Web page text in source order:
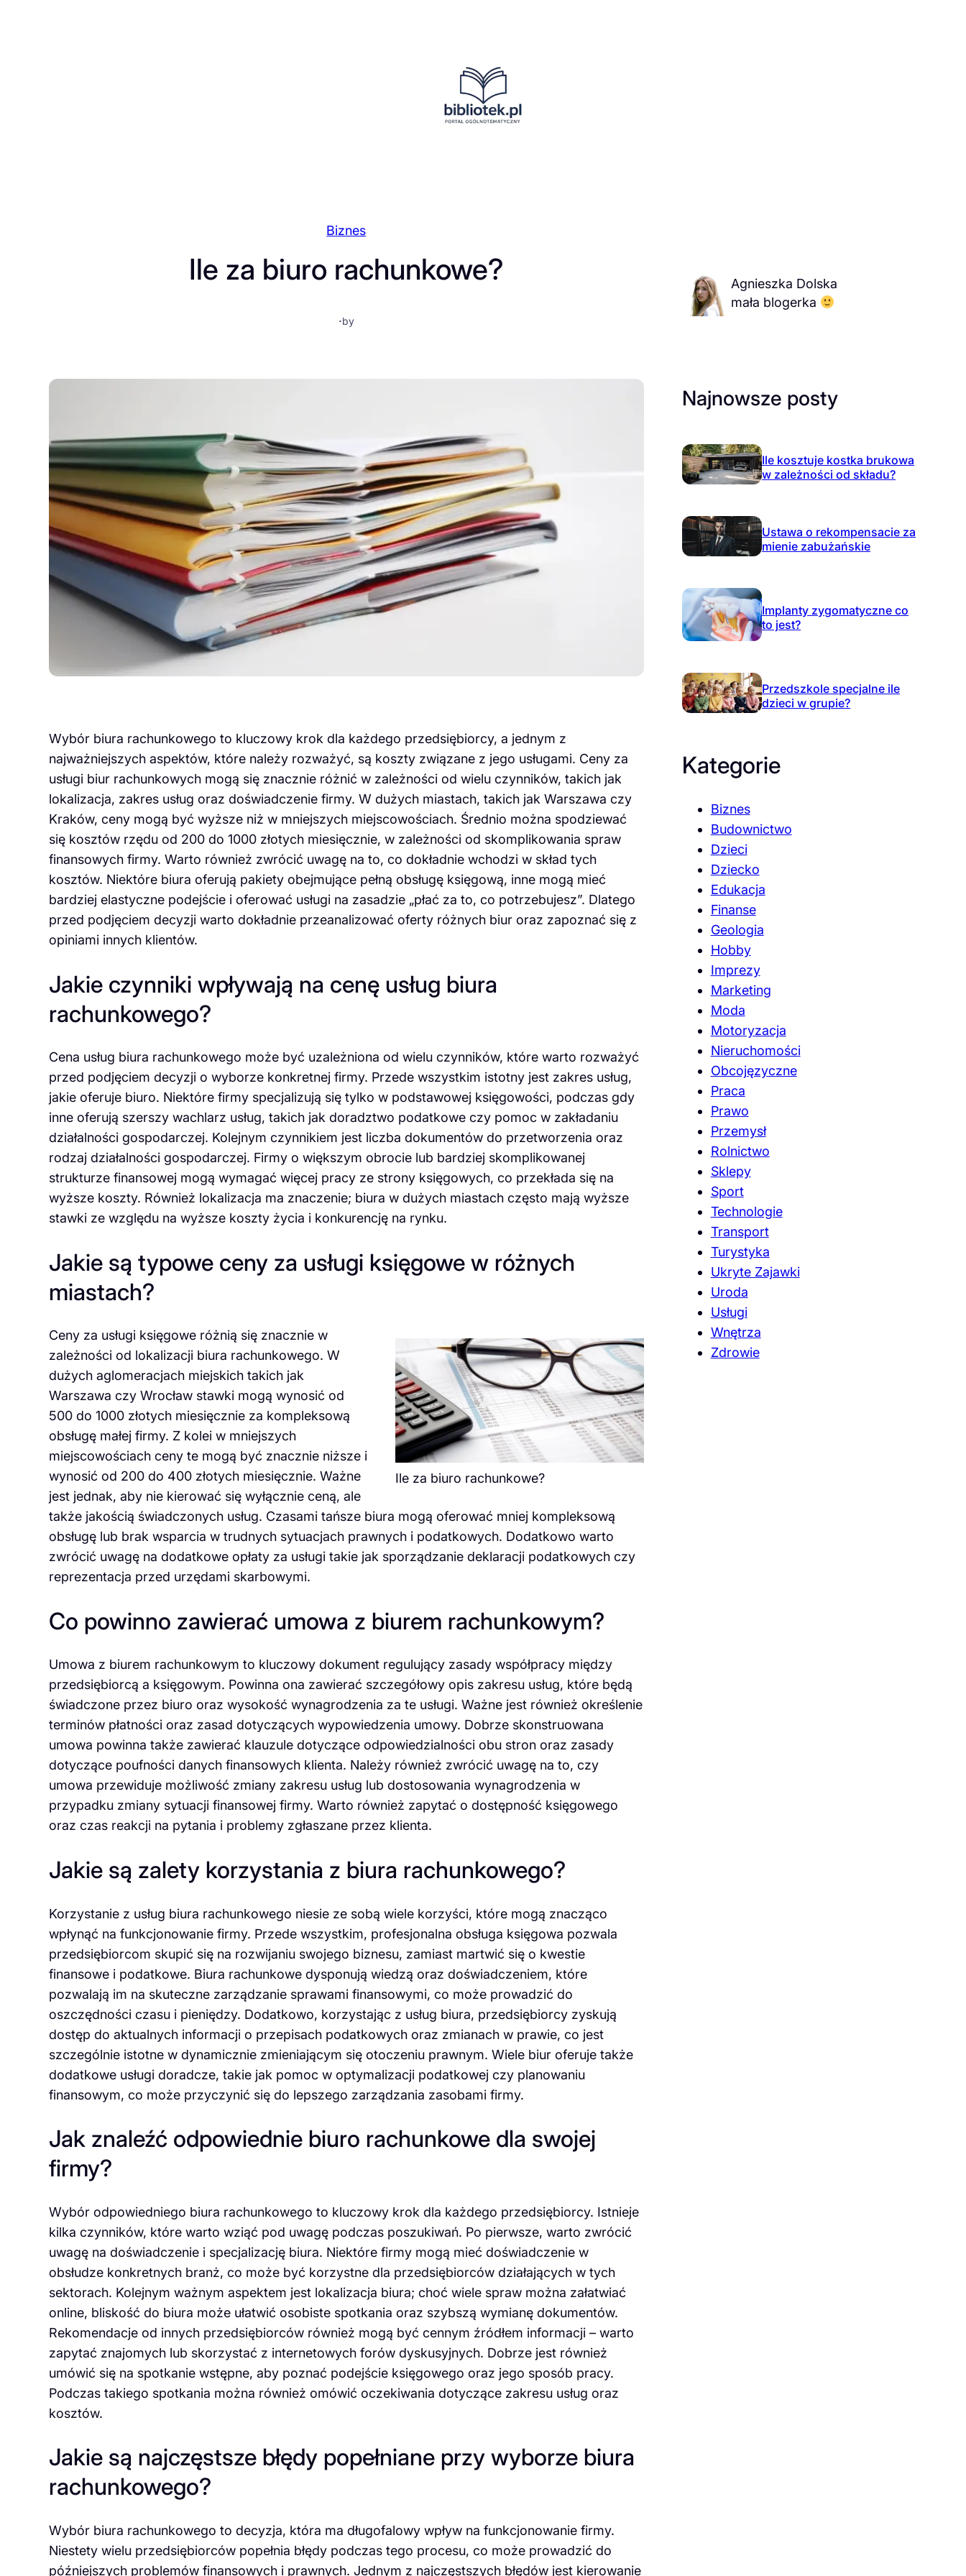
Biznes
Ile za biuro rachunkowe?
·by
Wybór biura rachunkowego to kluczowy krok dla każdego przedsiębiorcy, a jednym z
najważniejszych aspektów, które należy rozważyć, są koszty związane z jego usługami. Ceny za
usługi biur rachunkowych mogą się znacznie różnić w zależności od wielu czynników, takich jak
lokalizacja, zakres usług oraz doświadczenie firmy. W dużych miastach, takich jak Warszawa czy
Kraków, ceny mogą być wyższe niż w mniejszych miejscowościach. Średnio można spodziewać
się kosztów rzędu od 200 do 1000 złotych miesięcznie, w zależności od skomplikowania spraw
finansowych firmy. Warto również zwrócić uwagę na to, co dokładnie wchodzi w skład tych
kosztów. Niektóre biura oferują pakiety obejmujące pełną obsługę księgową, inne mogą mieć
bardziej elastyczne podejście i oferować usługi na zasadzie „płać za to, co potrzebujesz”. Dlatego
przed podjęciem decyzji warto dokładnie przeanalizować oferty różnych biur oraz zapoznać się z
opiniami innych klientów.
Jakie czynniki wpływają na cenę usług biura
rachunkowego?
Cena usług biura rachunkowego może być uzależniona od wielu czynników, które warto rozważyć
przed podjęciem decyzji o wyborze konkretnej firmy. Przede wszystkim istotny jest zakres usług,
jakie oferuje biuro. Niektóre firmy specjalizują się tylko w podstawowej księgowości, podczas gdy
inne oferują szerszy wachlarz usług, takich jak doradztwo podatkowe czy pomoc w zakładaniu
działalności gospodarczej. Kolejnym czynnikiem jest liczba dokumentów do przetworzenia oraz
rodzaj działalności gospodarczej. Firmy o większym obrocie lub bardziej skomplikowanej
strukturze finansowej mogą wymagać więcej pracy ze strony księgowych, co przekłada się na
wyższe koszty. Również lokalizacja ma znaczenie; biura w dużych miastach często mają wyższe
stawki ze względu na wyższe koszty życia i konkurencję na rynku.
Jakie są typowe ceny za usługi księgowe w różnych
miastach?
Ile za biuro rachunkowe?
Ceny za usługi księgowe różnią się znacznie w
zależności od lokalizacji biura rachunkowego. W
dużych aglomeracjach miejskich takich jak
Warszawa czy Wrocław stawki mogą wynosić od
500 do 1000 złotych miesięcznie za kompleksową
obsługę małej firmy. Z kolei w mniejszych
miejscowościach ceny te mogą być znacznie niższe i
wynosić od 200 do 400 złotych miesięcznie. Ważne
jest jednak, aby nie kierować się wyłącznie ceną, ale
także jakością świadczonych usług. Czasami tańsze biura mogą oferować mniej kompleksową
obsługę lub brak wsparcia w trudnych sytuacjach prawnych i podatkowych. Dodatkowo warto
zwrócić uwagę na dodatkowe opłaty za usługi takie jak sporządzanie deklaracji podatkowych czy
reprezentacja przed urzędami skarbowymi.
Co powinno zawierać umowa z biurem rachunkowym?
Umowa z biurem rachunkowym to kluczowy dokument regulujący zasady współpracy między
przedsiębiorcą a księgowym. Powinna ona zawierać szczegółowy opis zakresu usług, które będą
świadczone przez biuro oraz wysokość wynagrodzenia za te usługi. Ważne jest również określenie
terminów płatności oraz zasad dotyczących wypowiedzenia umowy. Dobrze skonstruowana
umowa powinna także zawierać klauzule dotyczące odpowiedzialności obu stron oraz zasady
dotyczące poufności danych finansowych klienta. Należy również zwrócić uwagę na to, czy
umowa przewiduje możliwość zmiany zakresu usług lub dostosowania wynagrodzenia w
przypadku zmiany sytuacji finansowej firmy. Warto również zapytać o dostępność księgowego
oraz czas reakcji na pytania i problemy zgłaszane przez klienta.
Jakie są zalety korzystania z biura rachunkowego?
Korzystanie z usług biura rachunkowego niesie ze sobą wiele korzyści, które mogą znacząco
wpłynąć na funkcjonowanie firmy. Przede wszystkim, profesjonalna obsługa księgowa pozwala
przedsiębiorcom skupić się na rozwijaniu swojego biznesu, zamiast martwić się o kwestie
finansowe i podatkowe. Biura rachunkowe dysponują wiedzą oraz doświadczeniem, które
pozwalają im na skuteczne zarządzanie sprawami finansowymi, co może prowadzić do
oszczędności czasu i pieniędzy. Dodatkowo, korzystając z usług biura, przedsiębiorcy zyskują
dostęp do aktualnych informacji o przepisach podatkowych oraz zmianach w prawie, co jest
szczególnie istotne w dynamicznie zmieniającym się otoczeniu prawnym. Wiele biur oferuje także
dodatkowe usługi doradcze, takie jak pomoc w optymalizacji podatkowej czy planowaniu
finansowym, co może przyczynić się do lepszego zarządzania zasobami firmy.
Jak znaleźć odpowiednie biuro rachunkowe dla swojej
firmy?
Wybór odpowiedniego biura rachunkowego to kluczowy krok dla każdego przedsiębiorcy. Istnieje
kilka czynników, które warto wziąć pod uwagę podczas poszukiwań. Po pierwsze, warto zwrócić
uwagę na doświadczenie i specjalizację biura. Niektóre firmy mogą mieć doświadczenie w
obsłudze konkretnych branż, co może być korzystne dla przedsiębiorców działających w tych
sektorach. Kolejnym ważnym aspektem jest lokalizacja biura; choć wiele spraw można załatwiać
online, bliskość do biura może ułatwić osobiste spotkania oraz szybszą wymianę dokumentów.
Rekomendacje od innych przedsiębiorców również mogą być cennym źródłem informacji – warto
zapytać znajomych lub skorzystać z internetowych forów dyskusyjnych. Dobrze jest również
umówić się na spotkanie wstępne, aby poznać podejście księgowego oraz jego sposób pracy.
Podczas takiego spotkania można również omówić oczekiwania dotyczące zakresu usług oraz
kosztów.
Jakie są najczęstsze błędy popełniane przy wyborze biura
rachunkowego?
Wybór biura rachunkowego to decyzja, która ma długofalowy wpływ na funkcjonowanie firmy.
Niestety wielu przedsiębiorców popełnia błędy podczas tego procesu, co może prowadzić do
późniejszych problemów finansowych i prawnych. Jednym z najczęstszych błędów jest kierowanie
Agnieszka Dolska
mała blogerka
Najnowsze posty
Ile kosztuje kostka brukowa
w zależności od składu?
Ustawa o rekompensacie za
mienie zabużańskie
Implanty zygomatyczne co
to jest?
Przedszkole specjalne ile
dzieci w grupie?
Kategorie
Biznes
Budownictwo
Dzieci
Dziecko
Edukacja
Finanse
Geologia
Hobby
Imprezy
Marketing
Moda
Motoryzacja
Nieruchomości
Obcojęzyczne
Praca
Prawo
Przemysł
Rolnictwo
Sklepy
Sport
Technologie
Transport
Turystyka
Ukryte Zajawki
Uroda
Usługi
Wnętrza
Zdrowie